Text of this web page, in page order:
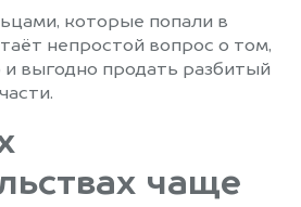
которые попали в
непростой вопрос о том,
выгодно продать разбитый
чаще